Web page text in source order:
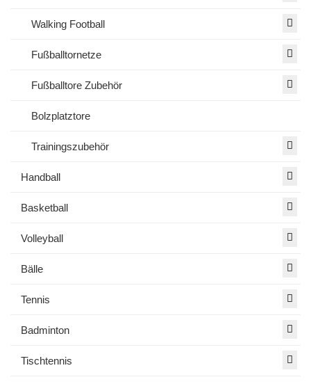
Walking Football
Fußballtornetze
Fußballtore Zubehör
Bolzplatztore
Trainingszubehör
Handball
Basketball
Volleyball
Bälle
Tennis
Badminton
Tischtennis